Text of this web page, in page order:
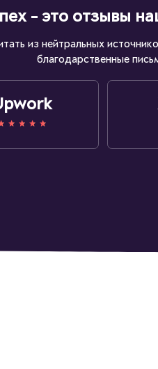
- это отзывы
из нейтральных
благодарственные